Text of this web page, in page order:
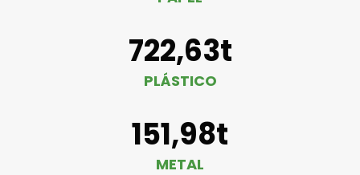
722,63t
PLÁSTICO
151,98t
METAL